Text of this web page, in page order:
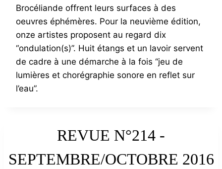
Brocéliande offrent leurs surfaces à des
oeuvres éphémères. Pour la neuvième édition,
onze artistes proposent au regard dix
“ondulation(s)”. Huit étangs et un lavoir servent
de cadre à une démarche à la fois “jeu de
lumières et chorégraphie sonore en reflet sur
l’eau”.
REVUE N°214 -
SEPTEMBRE/OCTOBRE 2016